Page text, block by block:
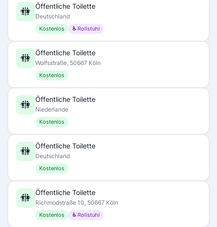
🚻 Öffentliche Toilette
Deutschland
Kostenlos ♿ Rollstuhl
🚻 Öffentliche Toilette
Wolfsstraße, 50667 Köln
Kostenlos
🚻 Öffentliche Toilette
Niederlande
Kostenlos
🚻 Öffentliche Toilette
Deutschland
Kostenlos
🚻 Öffentliche Toilette
Richmodstraße 10, 50667 Köln
Kostenlos ♿ Rollstuhl